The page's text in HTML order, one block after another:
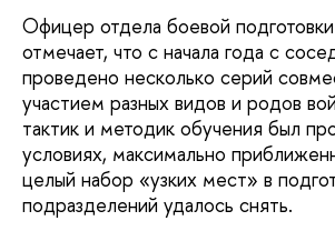
Офицер отдела боевой
отмечает, что с начала года с
проведено несколько серий
участием разных видов и родов
тактик и методик обучения был
условиях, максимально
целый набор «узких мест» в
подразделений удалось снять.